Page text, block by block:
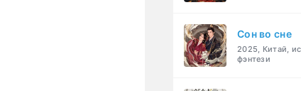
Cон во сне
2025, Китай,
фэнтези